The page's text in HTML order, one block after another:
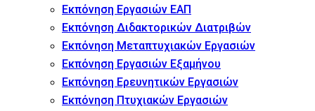
Εκπόνηση Εργασιών ΕΑΠ
Εκπόνηση Διδακτορικών Διατριβών
Εκπόνηση Μεταπτυχιακών Εργασιών
Εκπόνηση Εργασιών Εξαμήνου
Εκπόνηση Ερευνητικών Εργασιών
Εκπόνηση Πτυχιακών Εργασιών